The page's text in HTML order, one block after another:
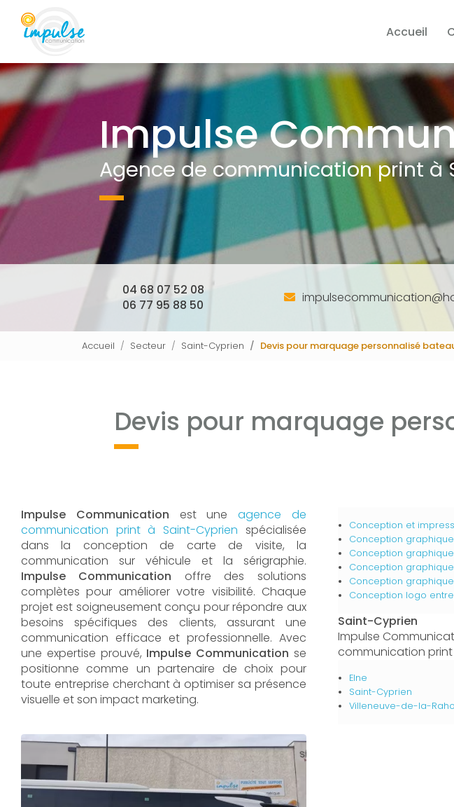
contenu
Accueil
Impulse
Agence de communication print à
04 68 07 52 08
06 77 95 88 50
Accueil Secteur Saint-Cyprien Devis pour marquage personnalisé
Devis pour marquage
Impulse Communication est une agence de
communication print à Saint-Cyprien spécialisée
dans la conception de carte de visite, la
communication sur véhicule et la sérigraphie.
Impulse Communication offre des solutions
complètes pour améliorer votre visibilité. Chaque
projet est soigneusement conçu pour répondre aux
besoins spécifiques des clients, assurant une
communication efficace et professionnelle. Avec
une expertise prouvé, Impulse Communication se
positionne comme un partenaire de choix pour
toute entreprise cherchant à optimiser sa présence
visuelle et son impact marketing.
Conception et
Conception
Conception
Conception
Conception
Conception logo
Saint-Cyprien
Impulse
communication print
Elne
Saint-Cyprien
Villeneuve-de-la-Raho